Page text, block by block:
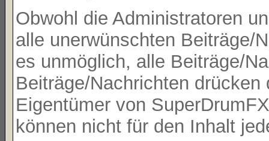
Obwohl die Administratoren
alle unerwünschten Beiträge/
es unmöglich, alle Beiträge/
Beiträge/Nachrichten
Eigentümer von
können nicht für den Inhalt